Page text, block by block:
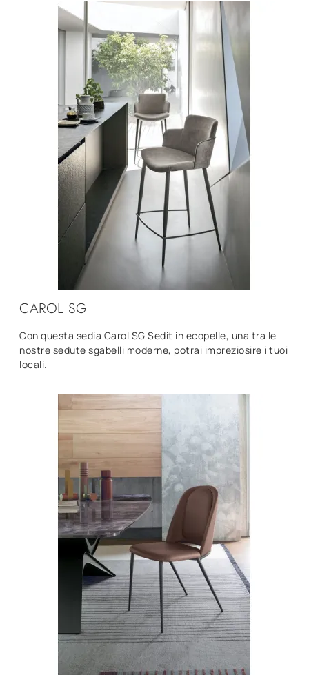
CAROL SG
Con questa sedia Carol SG Sedit in ecopelle, una tra le
nostre sedute sgabelli moderne, potrai impreziosire i tuoi
locali.